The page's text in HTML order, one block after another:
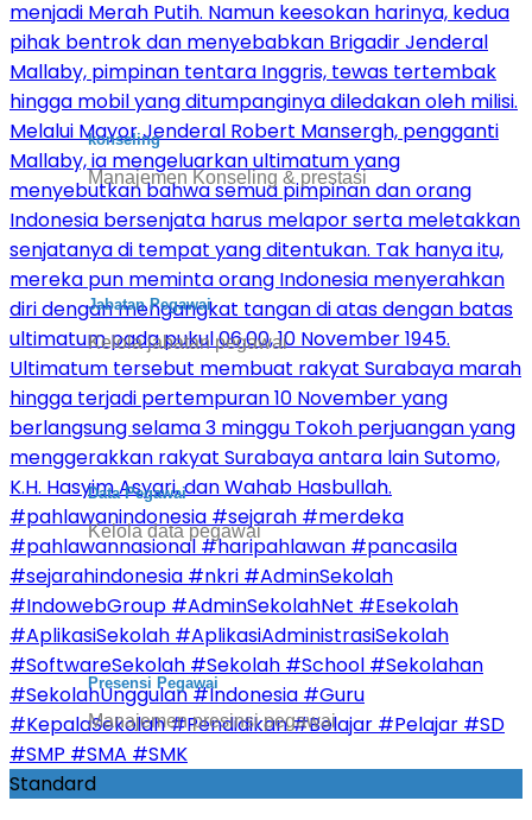
konseling
Manajemen Konseling & prestasi
Jabatan Pegawai
Kelola jabatan pegawai
Data Pegawai
Kelola data pegawai
Presensi Pegawai
Manajemen presinsi pegawai
Standard